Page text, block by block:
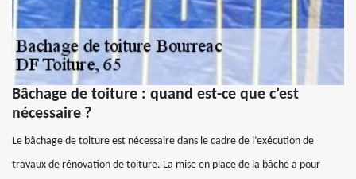
Bâchage de toiture : quand est-ce que c’est
nécessaire ?
Le bâchage de toiture est nécessaire dans le cadre de l’exécution de
travaux de rénovation de toiture. La mise en place de la bâche a pour